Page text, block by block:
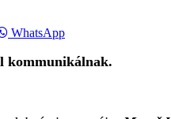
WhatsApp
kommunikálnak.